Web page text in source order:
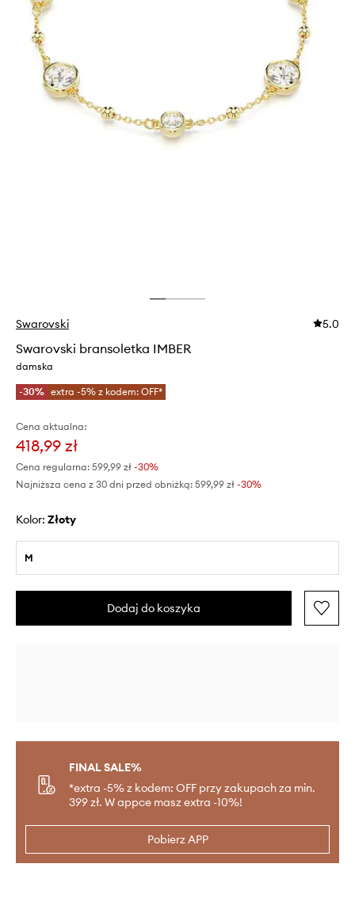
Swarovski 5.0
Swarovski bransoletka IMBER
damska
-30% extra -5% z kodem: OFF*
Cena aktualna:
418,99 zł
Cena regularna: 599,99 zł -30%
Najniższa cena z 30 dni przed obniżką: 599,99 zł -30%
Kolor: złoty
M
Dodaj do koszyka
FINAL SALE%
*extra -5% z kodem: OFF przy zakupach za min.
399 zł. W appce masz extra -10%!
Pobierz APP